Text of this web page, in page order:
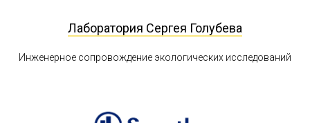
Лаборатория Сергея Голубева
Инженерное сопровождение экологических исследований